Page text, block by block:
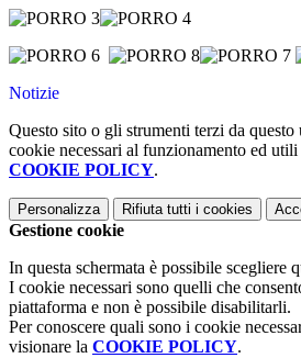
Notizie
Questo sito o gli strumenti terzi da
cookie necessari al funzionamento ed
COOKIE POLICY.
Personalizza Rifiuta tutti i cookies
Gestione cookie
In questa schermata è possibile scegliere
I cookie necessari sono quelli che
piattaforma e non è possibile disabilitarli.
Per conoscere quali sono i cookie
visionare la COOKIE POLICY.